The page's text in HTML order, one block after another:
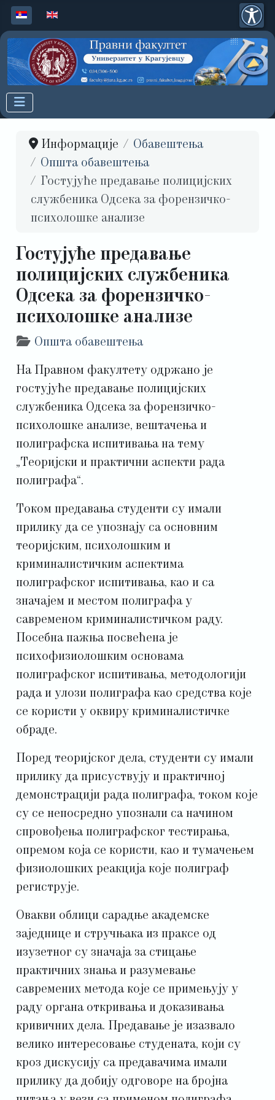
Изаберите ваш језик
Информације
Обавештења
Општа обавештења
Гостујуће предавање полицијских
службеника Одсека за форензичко-
психолошке анализе
Гостујуће предавање
полицијских службеника
Одсека за форензичко-
психолошке анализе
Детаљи
Општа обавештења
На Правном факултету одржано је
гостујуће предавање полицијских
службеника Одсека за форензичко-
психолошке анализе, вештачења и
полиграфска испитивања на тему
„Теоријски и практични аспекти рада
полиграфа“.
Током предавања студенти су имали
прилику да се упознају са основним
теоријским, психолошким и
криминалистичким аспектима
полиграфског испитивања, као и са
значајем и местом полиграфа у
савременом криминалистичком раду.
Посебна пажња посвећена је
психофизиолошким основама
полиграфског испитивања, методологији
рада и улози полиграфа као средства које
се користи у оквиру криминалистичке
обраде.
Поред теоријског дела, студенти су имали
прилику да присуствују и практичној
демонстрацији рада полиграфа, током које
су се непосредно упознали са начином
спровођења полиграфског тестирања,
опремом која се користи, као и тумачењем
физиолошких реакција које полиграф
региструје.
Овакви облици сарадње академске
заједнице и стручњака из праксе од
изузетног су значаја за стицање
практичних знања и разумевање
савремених метода које се примењују у
раду органа откривања и доказивања
кривичних дела. Предавање је изазвало
велико интересовање студената, који су
кроз дискусију са предавачима имали
прилику да добију одговоре на бројна